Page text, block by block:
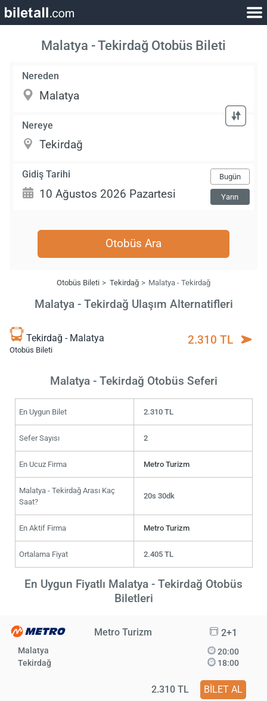
Malatya - Tekirdağ Otobüs Bileti
Nereden
Nereye
Gidiş Tarihi Bugün
Yarın
Otobüs Ara
Otobüs Bileti Tekirdağ Malatya - Tekirdağ
Malatya - Tekirdağ Ulaşım Alternatifleri
Tekirdağ - Malatya
Otobüs Bileti
2.310 TL
Malatya - Tekirdağ Otobüs Seferi
En Uygun Bilet 2.310 TL
Sefer Sayısı 2
En Ucuz Firma Metro Turizm
Malatya - Tekirdağ Arası Kaç
Saat?
20s 30dk
En Aktif Firma Metro Turizm
Ortalama Fiyat 2.405 TL
En Uygun Fiyatlı Malatya - Tekirdağ Otobüs
Biletleri
Metro Turizm 2+1
Malatya
Tekirdağ
20:00
18:00
2.310 TL BİLET AL